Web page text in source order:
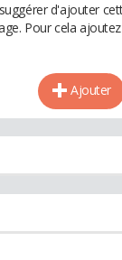
d'ajouter
Pour cela
Ajouter